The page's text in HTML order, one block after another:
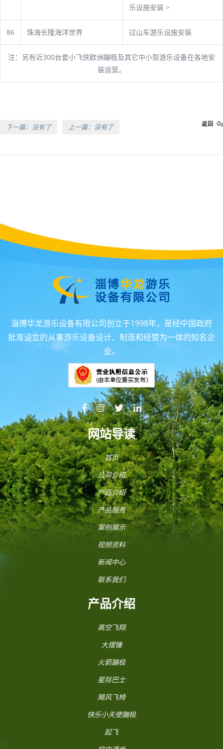
乐设施安装 >
86 珠海长隆海洋世界 过山车游乐设施安装
注：另有近300台套小飞侠欧洲蹦极及其它中小型游乐设备在各地安
装运营。
下一篇：没有了 上一篇：没有了 返回
淄博华龙游乐设备有限公司创立于1998年，是经中国政府
批准设立的从事游乐设备设计、制造和经营为一体的知名企
业。
网站导读
首页
公司介绍
产品介绍
产品服务
案例展示
视频资料
新闻中心
联系我们
产品介绍
高空飞翔
大摆锤
火箭蹦极
星际巴士
飓风飞椅
快乐小天使蹦极
起飞